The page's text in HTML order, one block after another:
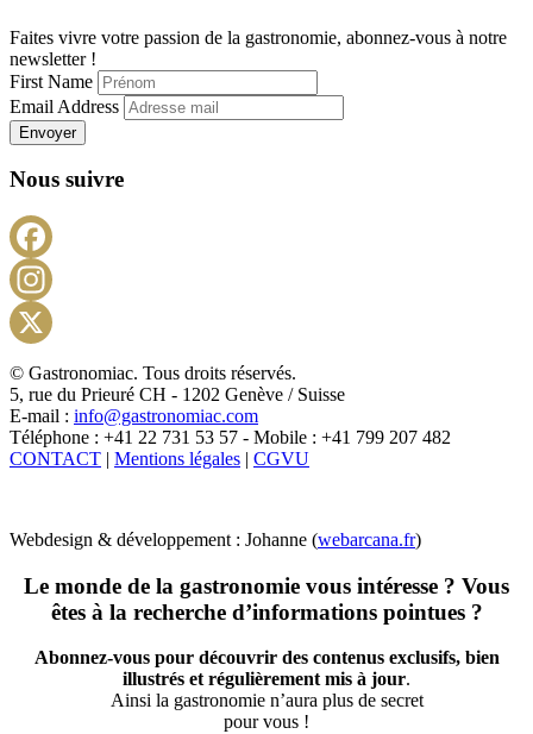
Faites vivre votre passion de la gastronomie, abonnez-vous à notre
newsletter !
First Name
Email Address
Envoyer
Nous suivre
X
© Gastronomiac. Tous droits réservés.
5, rue du Prieuré CH - 1202 Genève / Suisse
E-mail : info@gastronomiac.com
Téléphone : +41 22 731 53 57 - Mobile : +41 799 207 482
CONTACT | Mentions légales | CGVU
Webdesign & développement : Johanne (webarcana.fr)
Le monde de la gastronomie vous intéresse ? Vous
êtes à la recherche d’informations pointues ?
Abonnez-vous pour découvrir des contenus exclusifs, bien
illustrés et régulièrement mis à jour.
Ainsi la gastronomie n’aura plus de secret
pour vous !